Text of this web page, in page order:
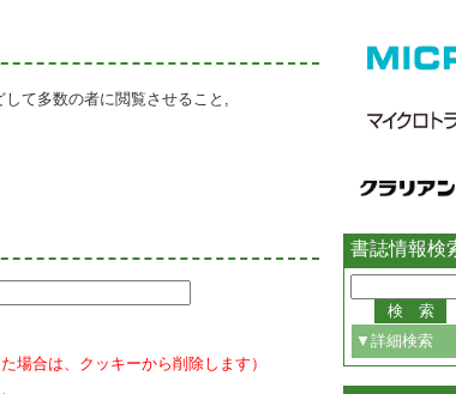
て多数の者に閲覧させること,
場合は、クッキーから削除します）
書誌情報検
▼詳細検索